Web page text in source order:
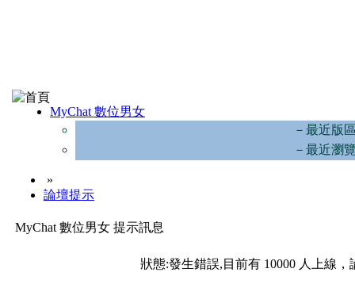
MyChat 數位男女
－最近版
－最近瀏
»
論壇提示
MyChat 數位男女 提示訊息
狀態:發生錯誤,目前有 10000 人上線